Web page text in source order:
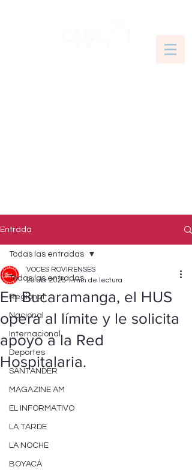
Entrada
Todas las entradas
Regional
Nacional
Internacional
Deportes
SANTANDER
MAGAZINE AM
EL INFORMATIVO
LA TARDE
LA NOCHE
BOYACÁ
Todas las entradas
En Bucaramanga, el HUS
opera al límite y le solicita
apoyo a la Red
Hospitalaria.
VOCES ROVIRENSES
29 abr 2025 1 min de lectura